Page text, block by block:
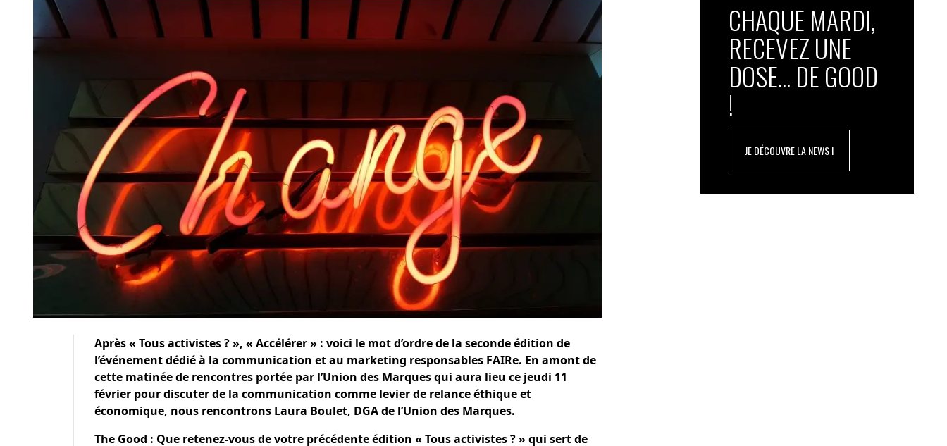
Après « Tous activistes ? », « Accélérer » : voici le mot d’ordre de la seconde édition de
l’événement dédié à la communication et au marketing responsables FAIRe. En amont de
cette matinée de rencontres portée par l’Union des Marques qui aura lieu ce jeudi 11
février pour discuter de la communication comme levier de relance éthique et
économique, nous rencontrons Laura Boulet, DGA de l’Union des Marques.
The Good : Que retenez-vous de votre précédente édition « Tous activistes ? » qui sert de
CHAQUE MARDI,
RECEVEZ UNE
DOSE... DE GOOD
!
JE DÉCOUVRE LA NEWS !